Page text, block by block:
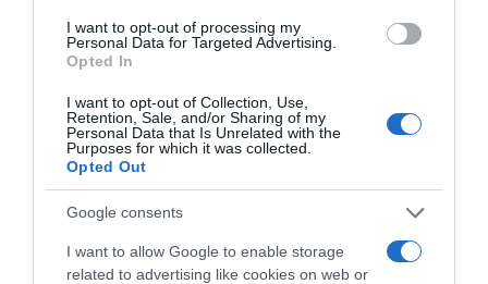
I want to opt-out of processing my
Personal Data for Targeted Advertising.
Opted In
I want to opt-out of Collection, Use,
Retention, Sale, and/or Sharing of my
Personal Data that Is Unrelated with the
Purposes for which it was collected.
Opted Out
Google consents
I want to allow Google to enable storage
related to advertising like cookies on web or